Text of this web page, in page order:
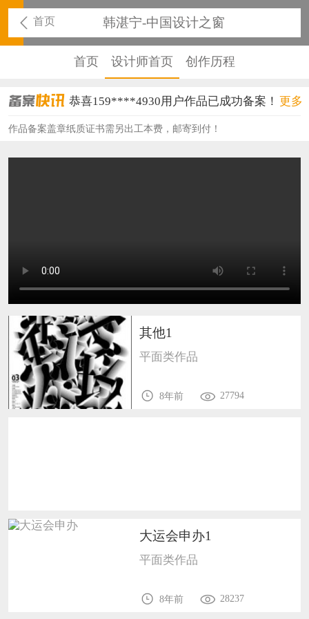
首页 韩湛宁-中国设计之窗
首页 设计师首页 创作历程
恭喜159****4930用户作品已成功备案！
恭喜150****6483用户作品已成功备案！
恭喜131****2473用户作品已成功备案！
恭喜133****8874用户作品已成功备案！
恭喜133****9020用户作品已成功备案！
恭喜136****9807用户作品已成功备案！
更多
作品备案盖章纸质证书需另出工本费，邮寄到付！
其他1
平面类作品
8年前 27794
大运会申办1
平面类作品
8年前 28237